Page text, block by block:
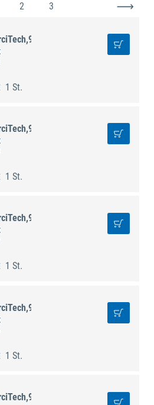
2
3
1 St.
1 St.
1 St.
1 St.